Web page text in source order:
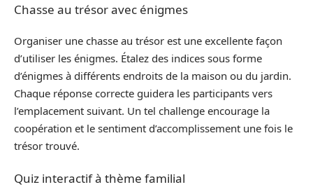
Chasse au trésor avec énigmes
Organiser une chasse au trésor est une excellente façon
d’utiliser les énigmes. Étalez des indices sous forme
d’énigmes à différents endroits de la maison ou du jardin.
Chaque réponse correcte guidera les participants vers
l’emplacement suivant. Un tel challenge encourage la
coopération et le sentiment d’accomplissement une fois le
trésor trouvé.
Quiz interactif à thème familial